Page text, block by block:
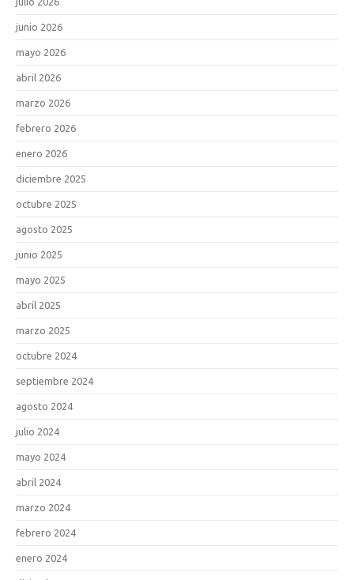
junio 2026
mayo 2026
abril 2026
marzo 2026
febrero 2026
enero 2026
diciembre 2025
octubre 2025
agosto 2025
junio 2025
mayo 2025
abril 2025
marzo 2025
octubre 2024
septiembre 2024
agosto 2024
julio 2024
mayo 2024
abril 2024
marzo 2024
febrero 2024
enero 2024